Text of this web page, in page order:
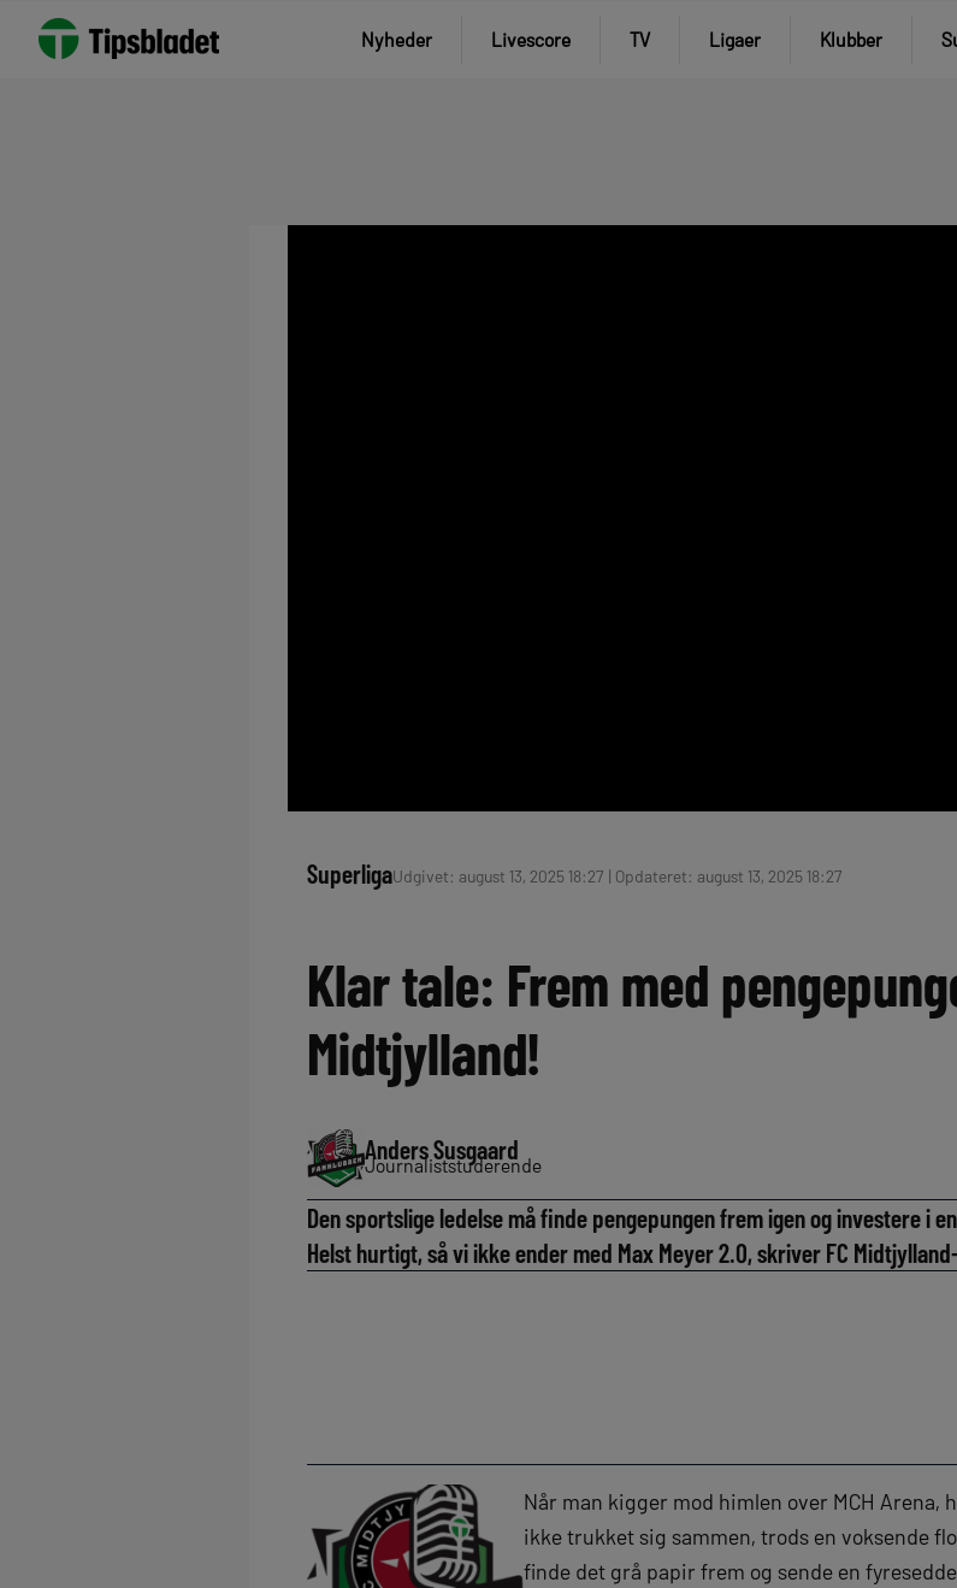
Nyheder Livescore TV Ligaer Klubber
SuperligaUdgivet: august 13, 2025 18:27 | Opdateret: august 13, 2025 18:27
Klar tale: Frem med
Midtjylland!
Anders Susgaard
Journaliststuderende
Den sportslige ledelse må finde pengepungen frem igen og investere i
Helst hurtigt, så vi ikke ender med Max Meyer 2.0, skriver FC
Når man kigger mod himlen over MCH Arena,
ikke trukket sig sammen, trods en voksende
finde det grå papir frem og sende en